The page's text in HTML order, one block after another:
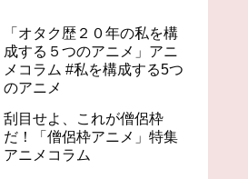
「オタク歴２０年の私を構
成する５つのアニメ」アニ
メコラム #私を構成する5つ
のアニメ
刮目せよ、これが僧侶枠
だ！「僧侶枠アニメ」特集
アニメコラム